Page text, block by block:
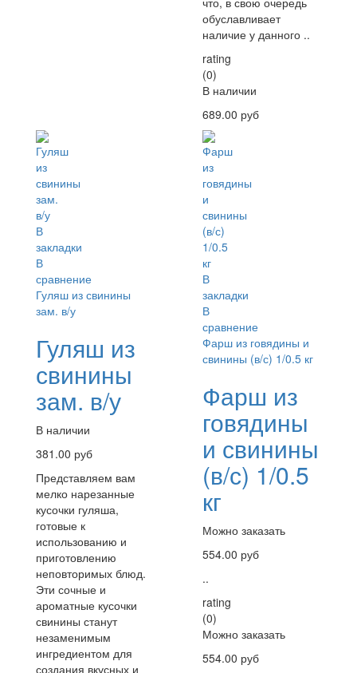
обуславливает
наличие у данного ..
rating
(0)
В наличии
689.00 руб
В
закладки
В
сравнение
Гуляш из свинины
зам. в/у
Гуляш из
свинины
зам. в/у
В наличии
381.00 руб
Представляем вам
мелко нарезанные
кусочки гуляша,
готовые к
использованию и
приготовлению
неповторимых блюд.
Эти сочные и
ароматные кусочки
свинины станут
незаменимым
ингредиентом для
создания вкусных и
В
закладки
В
сравнение
Фарш из говядины и
свинины (в/с) 1/0.5 кг
Фарш из
говядины
и свинины
(в/с) 1/0.5
кг
Можно заказать
554.00 руб
..
rating
(0)
Можно заказать
554.00 руб